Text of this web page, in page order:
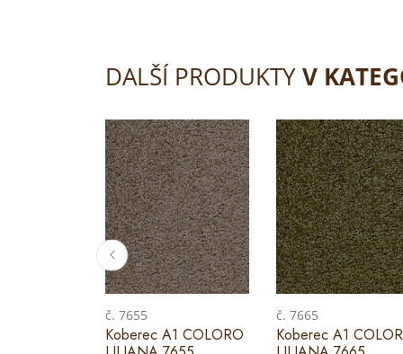
DALŠÍ PRODUKTYV
č. 7655
Koberec A1 COLORO
č. 7665
Koberec A1